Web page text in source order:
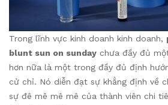
Trong lĩnh vực kinh doanh kinh doanh,
blunt sun on sunday chưa đầy đủ
hơn nữa là một trong đầy đủ định
cử chỉ. Nó diễn đạt sự khẳng định về
sự đê mê mê mê của thành viên chi